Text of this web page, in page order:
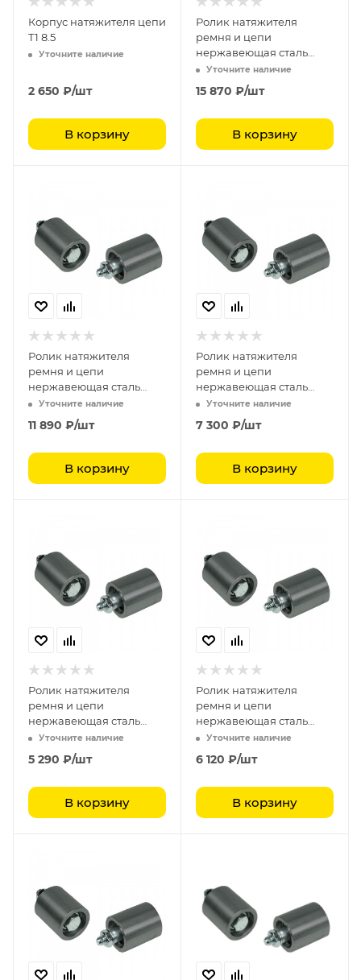
Корпус натяжителя цепи
T1 8.5
Уточните наличие
2 650 ₽/шт
В корзину
Ролик натяжителя
ремня и цепи
нержавеющая сталь
полиамид RU 90135
Уточните наличие
15 870 ₽/шт
В корзину
Ролик натяжителя
ремня и цепи
нержавеющая сталь
полиамид RU 8090
Уточните наличие
11 890 ₽/шт
В корзину
Ролик натяжителя
ремня и цепи
нержавеющая сталь
полиамид RU 8080
Уточните наличие
7 300 ₽/шт
В корзину
Ролик натяжителя
ремня и цепи
нержавеющая сталь
полиамид RU 6060
Уточните наличие
5 290 ₽/шт
В корзину
Ролик натяжителя
ремня и цепи
нержавеющая сталь
полиамид RU 5050
Уточните наличие
6 120 ₽/шт
В корзину